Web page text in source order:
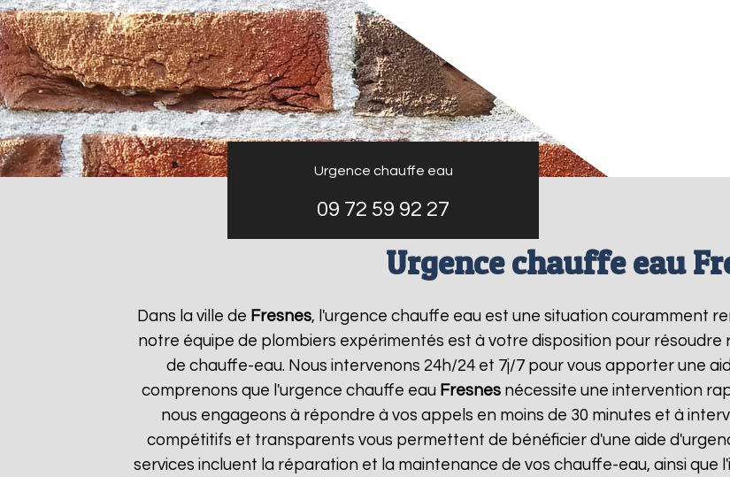
Urgence chauffe eau
09 72 59 92 27
Urgence chauffe eau
Dans la ville de Fresnes, l'urgence chauffe eau est une situation couramment
notre équipe de plombiers expérimentés est à votre disposition pour
de chauffe-eau. Nous intervenons 24h/24 et 7j/7 pour vous apporter une
comprenons que l'urgence chauffe eau Fresnesnécessite une intervention
nous engageons à répondre à vos appels en moins de 30 minutes et à
compétitifs et transparents vous permettent de bénéficier d'une aide
services incluent la réparation et la maintenance de vos chauffe-eau, ainsi que